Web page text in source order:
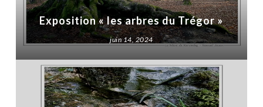
Exposition « les arbres du Trégor »
juin 14, 2024